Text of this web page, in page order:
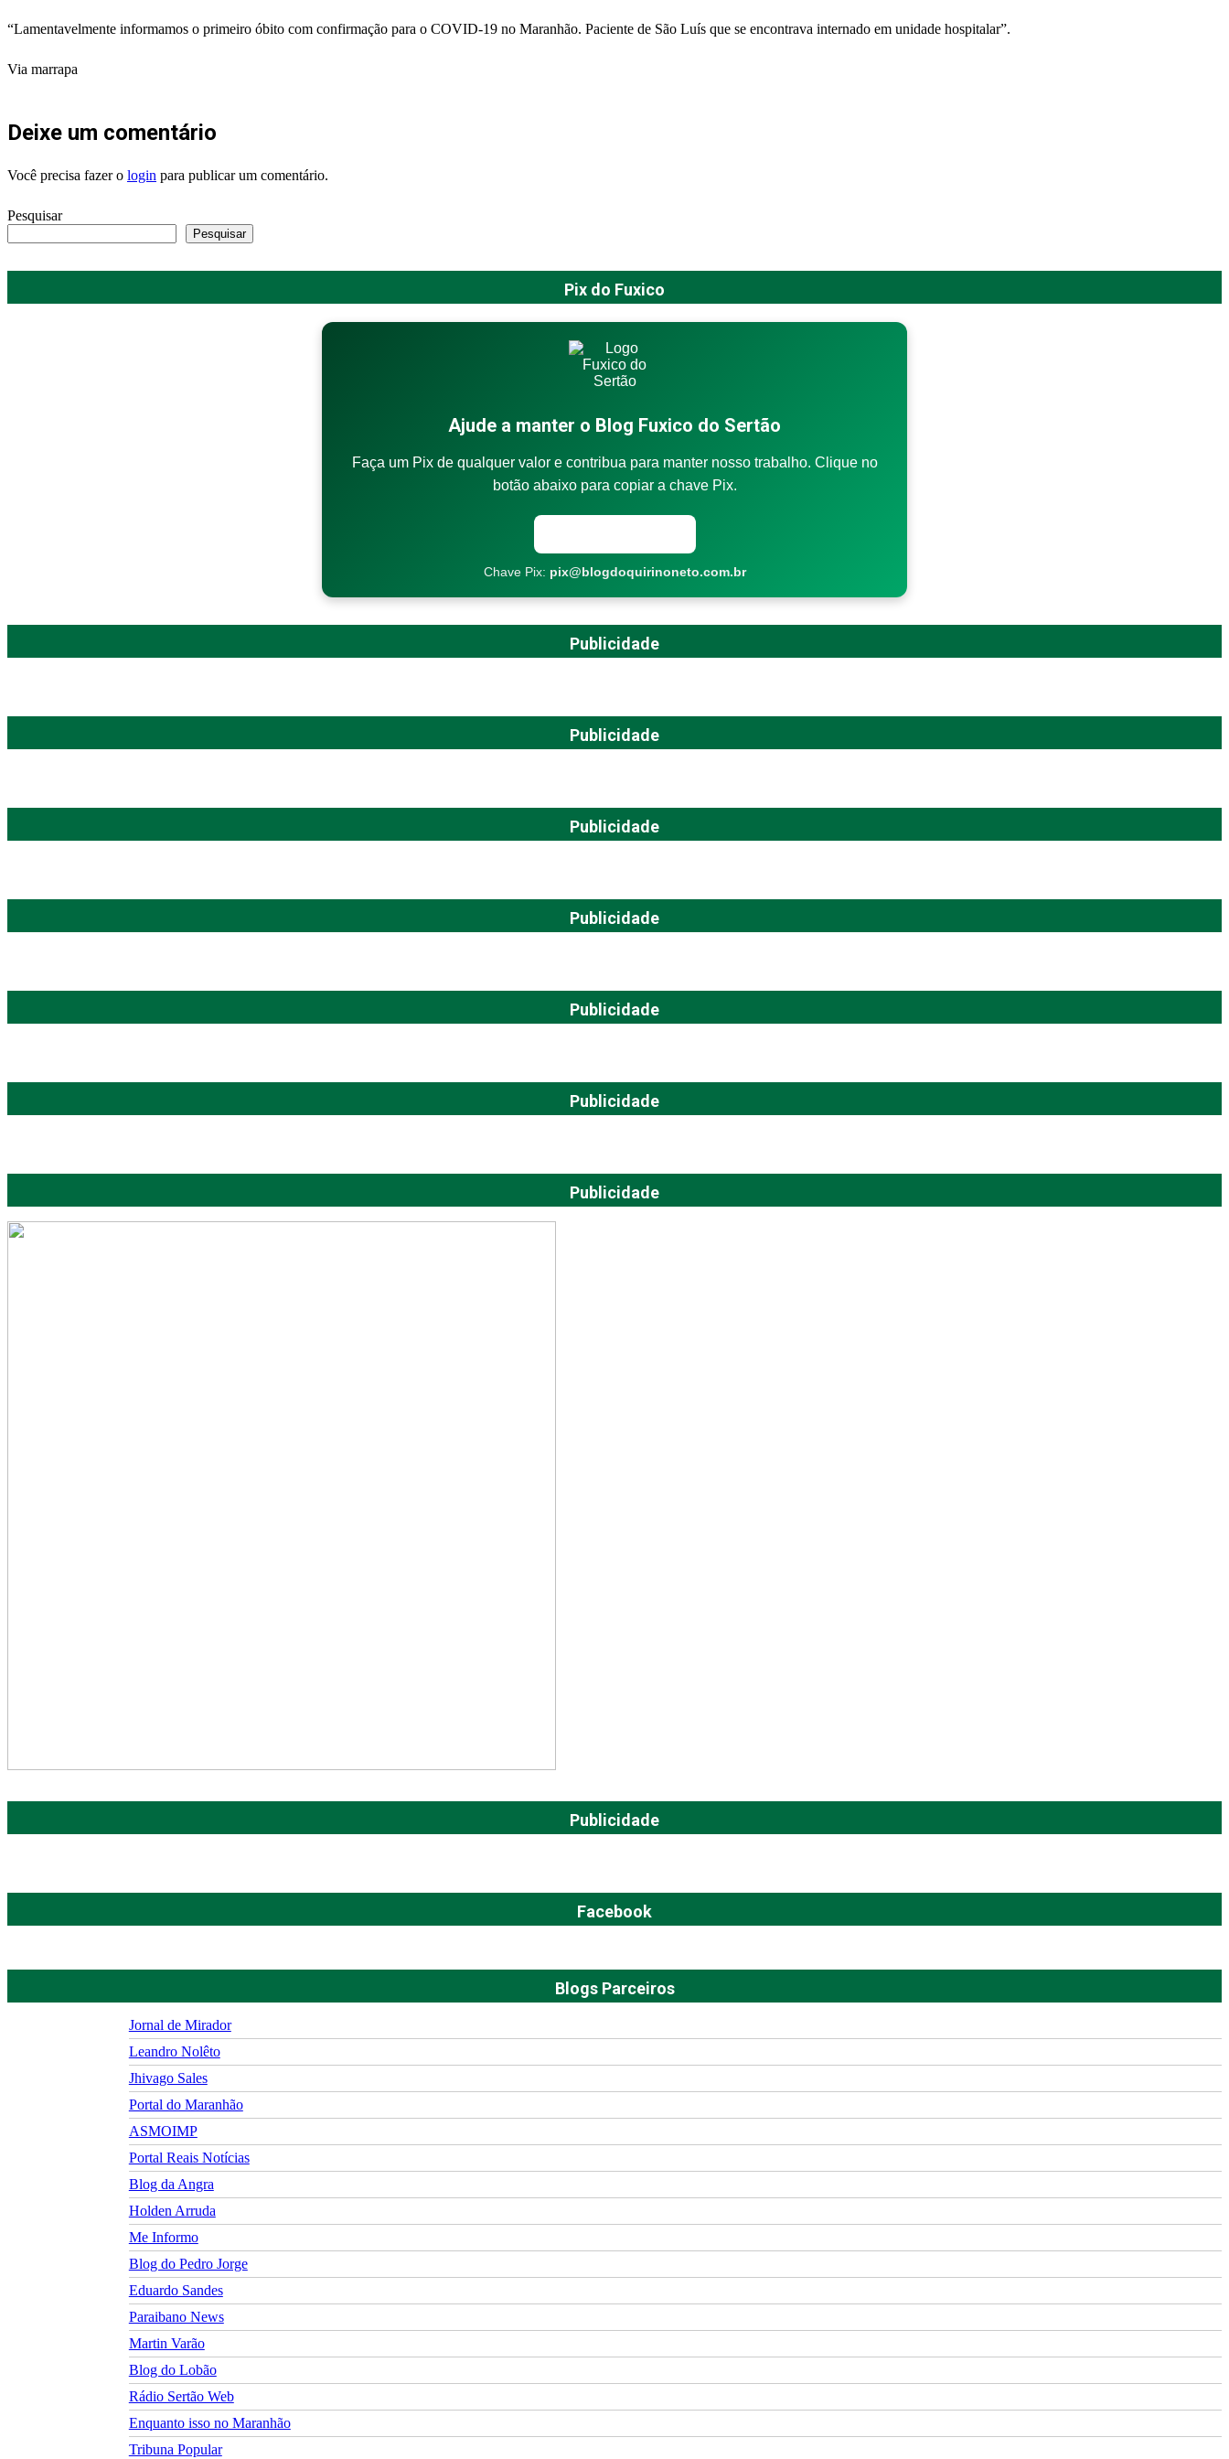
“Lamentavelmente informamos o primeiro óbito com confirmação para o COVID-19 no Maranhão. Paciente de São Luís que se encontrava internado em unidade hospitalar”.
Via marrapa
Deixe um comentário
Você precisa fazer o login para publicar um comentário.
Pesquisar
Pesquisar
Pix do Fuxico
Ajude a manter o Blog Fuxico do Sertão
Faça um Pix de qualquer valor e contribua para manter nosso trabalho. Clique no
botão abaixo para copiar a chave Pix.
Chave Pix: pix@blogdoquirinoneto.com.br
Publicidade
Publicidade
Publicidade
Publicidade
Publicidade
Publicidade
Publicidade
Publicidade
Facebook
Blogs Parceiros
Jornal de Mirador
Leandro Nolêto
Jhivago Sales
Portal do Maranhão
ASMOIMP
Portal Reais Notí­cias
Blog da Angra
Holden Arruda
Me Informo
Blog do Pedro Jorge
Eduardo Sandes
Paraibano News
Martin Varão
Blog do Lobão
Rádio Sertão Web
Enquanto isso no Maranhão
Tribuna Popular